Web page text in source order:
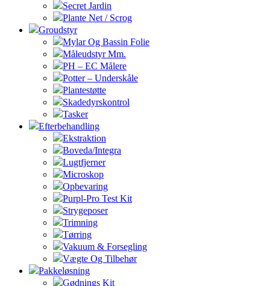
Secret Jardin
Plante Net / Scrog
Groudstyr
Mylar Og Bassin Folie
Måleudstyr Mm.
PH – EC Målere
Potter – Underskåle
Plantestøtte
Skadedyrskontrol
Tasker
Efterbehandling
Ekstraktion
Boveda/Integra
Lugtfjerner
Microskop
Opbevaring
Purpl-Pro Test Kit
Strygeposer
Trimning
Tørring
Vakuum & Forsegling
Vægte Og Tilbehør
Pakkeløsning
Gødnings Kit